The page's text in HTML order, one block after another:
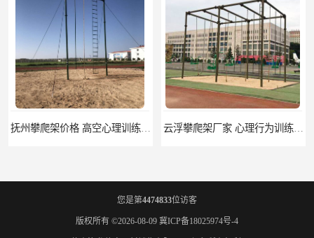
您是第4474833位访客
版权所有 ©2026-08-09 冀ICP备18025974号-4